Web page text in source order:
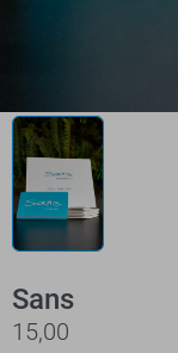
Sans
15,00